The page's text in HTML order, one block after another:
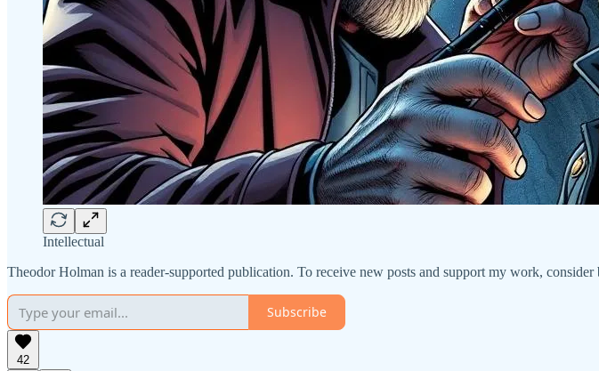
Intellectual
Theodor Holman is a reader-supported publication. To receive new posts and support my work, consider
Subscribe
42